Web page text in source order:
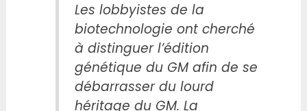
Les lobbyistes de la
biotechnologie ont cherché
à distinguer l’édition
génétique du GM afin de se
débarrasser du lourd
héritage du GM. La